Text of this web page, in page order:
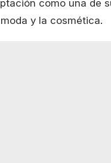
como una de
y la cosmética.